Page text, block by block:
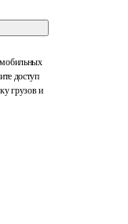
доступ
грузов и